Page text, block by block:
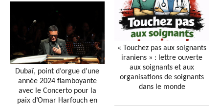
Dubaï, point d’orgue d’une
année 2024 flamboyante
avec le Concerto pour la
paix d’Omar Harfouch en
« Touchez pas aux soignants
iraniens » : lettre ouverte
aux soignants et aux
organisations de soignants
dans le monde